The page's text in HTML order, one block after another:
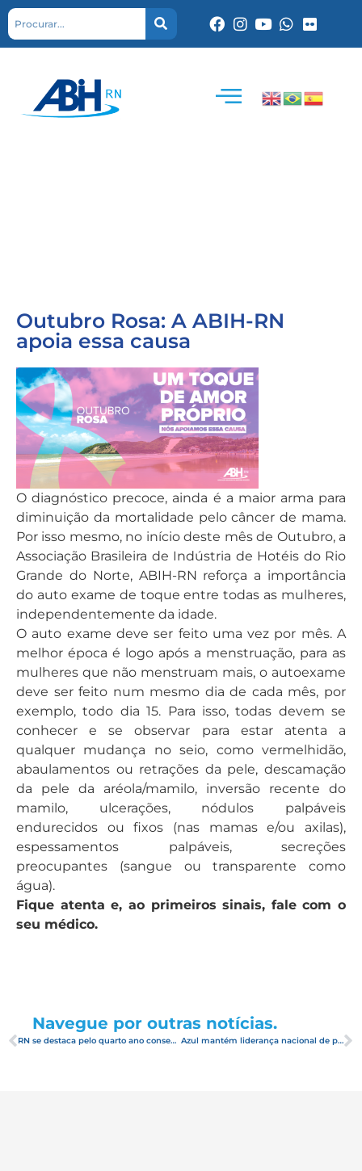
Outubro Rosa: A ABIH-RN
apoia essa causa
O diagnóstico precoce, ainda é a maior arma para
diminuição da mortalidade pelo câncer de mama.
Por isso mesmo, no início deste mês de Outubro, a
Associação Brasileira de Indústria de Hotéis do Rio
Grande do Norte, ABIH-RN reforça a importância
do auto exame de toque entre todas as mulheres,
independentemente da idade.
O auto exame deve ser feito uma vez por mês. A
melhor época é logo após a menstruação, para as
mulheres que não menstruam mais, o autoexame
deve ser feito num mesmo dia de cada mês, por
exemplo, todo dia 15. Para isso, todas devem se
conhecer e se observar para estar atenta a
qualquer mudança no seio, como vermelhidão,
abaulamentos ou retrações da pele, descamação
da pele da aréola/mamilo, inversão recente do
mamilo, ulcerações, nódulos palpáveis
endurecidos ou fixos (nas mamas e/ou axilas),
espessamentos palpáveis, secreções
preocupantes (sangue ou transparente como
água).
Fique atenta e, ao primeiros sinais, fale com o
seu médico.
Navegue por outras notícias.
RN se destaca pelo quarto ano consecutivo na maior feira de turismo da América Latina Azul mantém liderança nacional de pontualidade em setembro